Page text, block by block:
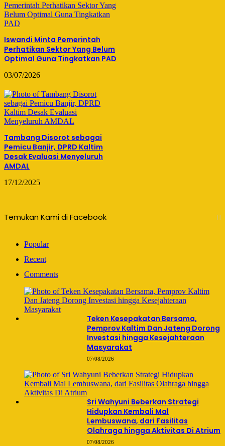
Iswandi Minta Pemerintah
Perhatikan Sektor Yang Belum
Optimal Guna Tingkatkan PAD
03/07/2026
Tambang Disorot sebagai
Pemicu Banjir, DPRD Kaltim
Desak Evaluasi Menyeluruh
AMDAL
17/12/2025
Temukan Kami di Facebook
Popular
Recent
Comments
Teken Kesepakatan Bersama,
Pemprov Kaltim Dan Jateng Dorong
Investasi hingga Kesejahteraan
Masyarakat
07/08/2026
Sri Wahyuni Beberkan Strategi
Hidupkan Kembali Mal
Lembuswana, dari Fasilitas
Olahraga hingga Aktivitas Di Atrium
07/08/2026